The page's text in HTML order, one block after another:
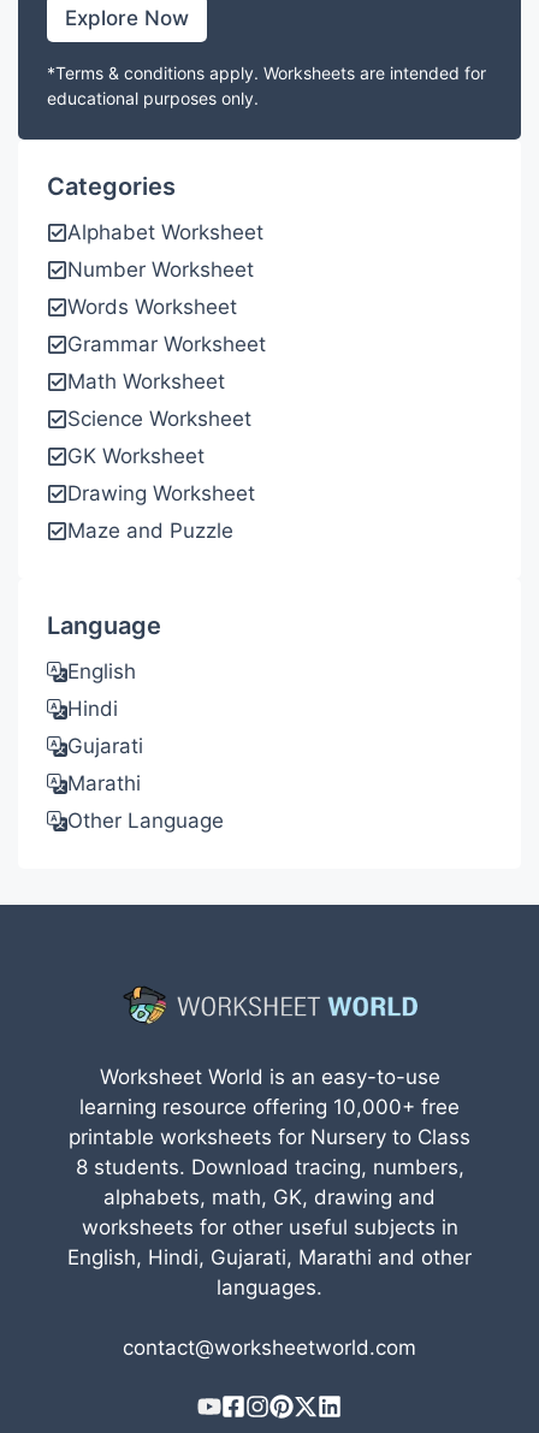
Explore Now
*Terms & conditions apply. Worksheets are intended for
educational purposes only.
Categories
Alphabet Worksheet
Number Worksheet
Words Worksheet
Grammar Worksheet
Math Worksheet
Science Worksheet
GK Worksheet
Drawing Worksheet
Maze and Puzzle
Language
English
Hindi
Gujarati
Marathi
Other Language
Worksheet World is an easy-to-use
learning resource offering 10,000+ free
printable worksheets for Nursery to Class
8 students. Download tracing, numbers,
alphabets, math, GK, drawing and
worksheets for other useful subjects in
English, Hindi, Gujarati, Marathi and other
languages.
contact@worksheetworld.com